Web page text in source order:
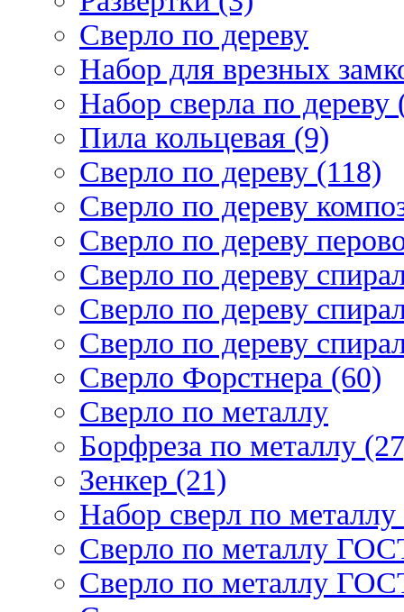
Сверло по дереву
Набор для врезных
Набор сверла по дереву
Пила кольцевая (9)
Сверло по дереву (118)
Сверло по дереву
Сверло по дереву
Сверло по дереву
Сверло по дереву
Сверло по дереву
Сверло Форстнера (60)
Сверло по металлу
Борфреза по металлу
Зенкер (21)
Набор сверл по
Сверло по металлу
Сверло по металлу